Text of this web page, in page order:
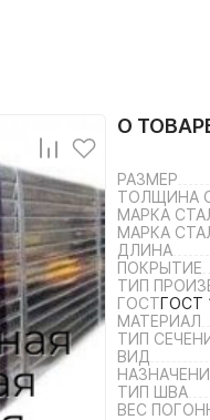
О
РАЗМЕР
ТОЛЩИНА
МАРКА
МАРКА
ДЛИНА
ПОКРЫТИЕ
ТИП
ГОСТГОСТ
МАТЕРИАЛ
ТИП
ВИД
ТИП ШВА
ВЕС